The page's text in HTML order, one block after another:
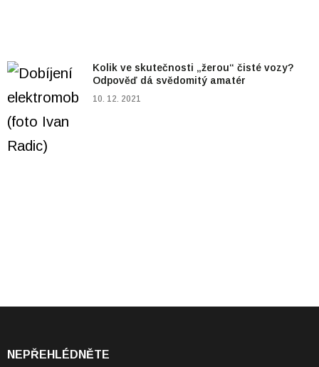
Kolik ve skutečnosti „žerou“ čisté vozy?
Odpověď dá svědomitý amatér
10. 12. 2021
NEPŘEHLÉDNĚTE